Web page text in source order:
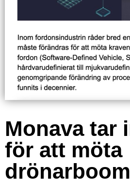
Monava tar
för att möta